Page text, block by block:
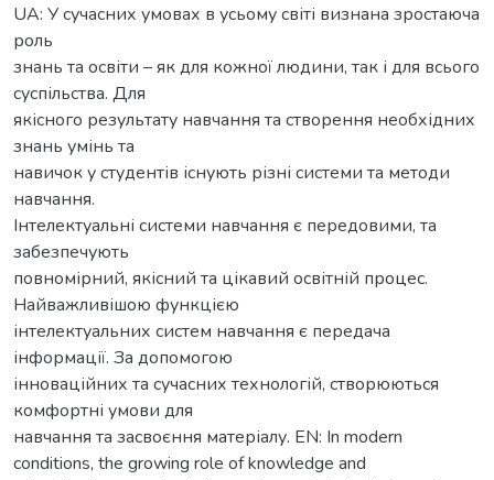
UA: У сучасних умовах в усьому світі визнана зростаюча
роль
знань та освіти – як для кожної людини, так і для всього
суспільства. Для
якісного результату навчання та створення необхідних
знань умінь та
навичок у студентів існують різні системи та методи
навчання.
Інтелектуальні системи навчання є передовими, та
забезпечують
повномірний, якісний та цікавий освітній процес.
Найважливішою функцією
інтелектуальних систем навчання є передача
інформації. За допомогою
інноваційних та сучасних технологій, створюються
комфортні умови для
навчання та засвоєння матеріалу. EN: In modern
conditions, the growing role of knowledge and